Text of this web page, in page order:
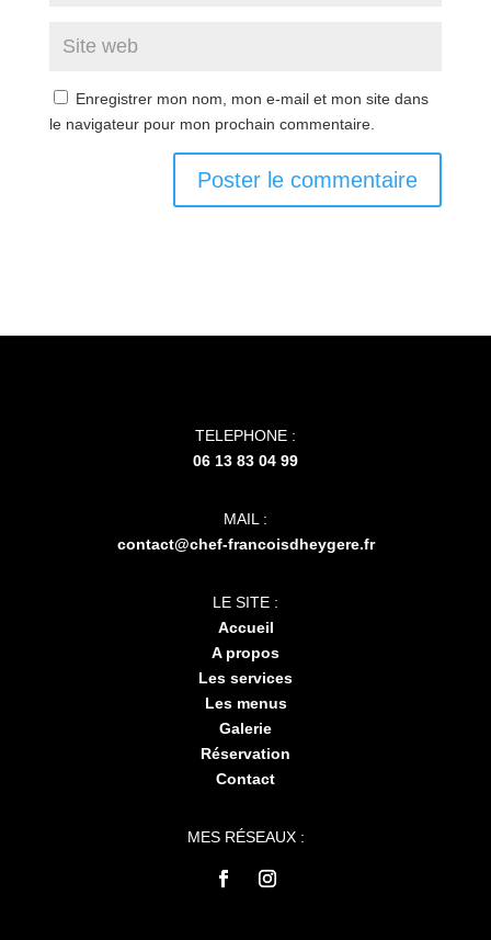
Enregistrer mon nom, mon e-mail et mon site dans
le navigateur pour mon prochain commentaire.
TELEPHONE :
06 13 83 04 99
MAIL :
contact@chef-francoisdheygere.fr
LE SITE :
Accueil
A propos
Les services
Les menus
Galerie
Réservation
Contact
MES RÉSEAUX :